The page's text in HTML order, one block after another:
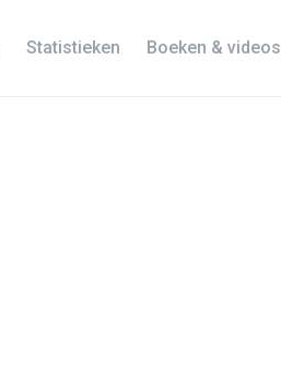
Statistieken Boeken & videos